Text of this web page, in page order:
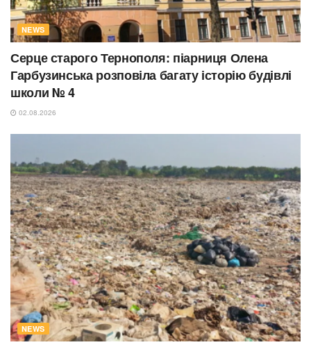
NEWS
Серце старого Тернополя: піарниця Олена
Гарбузинська розповіла багату історію будівлі
школи № 4
02.08.2026
NEWS